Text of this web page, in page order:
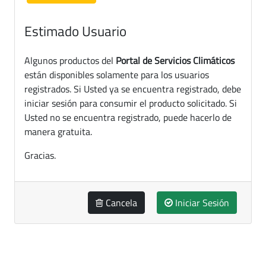
Estimado Usuario
Algunos productos del Portal de Servicios Climáticos
están disponibles solamente para los usuarios
registrados. Si Usted ya se encuentra registrado, debe
iniciar sesión para consumir el producto solicitado. Si
Usted no se encuentra registrado, puede hacerlo de
manera gratuita.
Gracias.
Cancela Iniciar Sesión